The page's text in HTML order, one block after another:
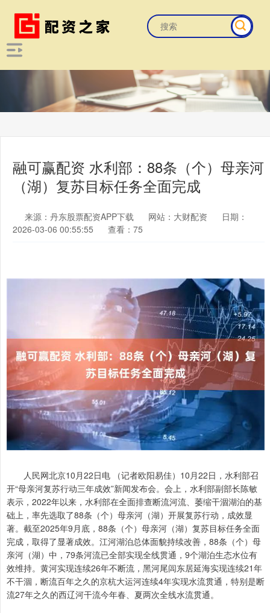
融可赢配资 水利部：88条（个）母亲河
（湖）复苏目标任务全面完成
来源：丹东股票配资APP下载 网站：大财配资
日期：
2026-03-06 00:55:55
查看：75
人民网北京10月22日电 （记者欧阳易佳）10月22日，水利部召
开“母亲河复苏行动三年成效”新闻发布会。会上，水利部副部长陈敏
表示，2022年以来，水利部在全面排查断流河流、萎缩干涸湖泊的基
础上，率先选取了88条（个）母亲河（湖）开展复苏行动，成效显
著。截至2025年9月底，88条（个）母亲河（湖）复苏目标任务全面
完成，取得了显著成效。江河湖泊总体面貌持续改善，88条（个）母
亲河（湖）中，79条河流已全部实现全线贯通，9个湖泊生态水位有
效维持。黄河实现连续26年不断流，黑河尾闾东居延海实现连续21年
不干涸，断流百年之久的京杭大运河连续4年实现水流贯通，特别是断
流27年之久的西辽河干流今年春、夏两次全线水流贯通。